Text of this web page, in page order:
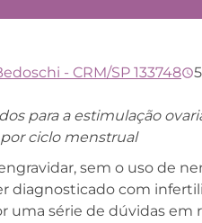
- CRM/SP 133748
para a estimulação
ciclo menstrual
sem o uso de
diagnosticado com
série de dúvidas em